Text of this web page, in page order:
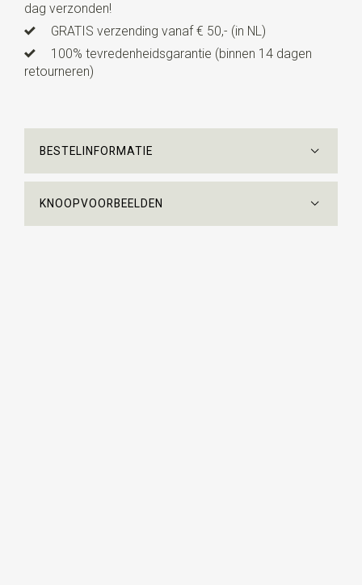
dag verzonden!
GRATIS verzending vanaf € 50,- (in NL)
100% tevredenheidsgarantie (binnen 14 dagen
retourneren)
BESTELINFORMATIE
KNOOPVOORBEELDEN